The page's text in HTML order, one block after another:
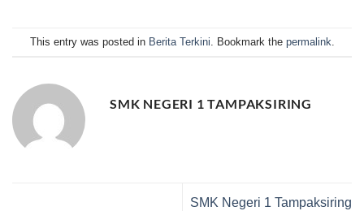
This entry was posted in Berita Terkini . Bookmark the permalink
SMK NEGERI 1 TAMPAKSIRING
SMK Negeri 1 Tampaksiring